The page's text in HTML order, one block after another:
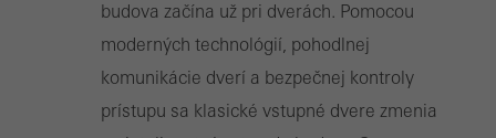
budova začína už pri dverách. Pomocou
moderných technológií, pohodlnej
komunikácie dverí a bezpečnej kontroly
prístupu sa klasické vstupné dvere zmenia